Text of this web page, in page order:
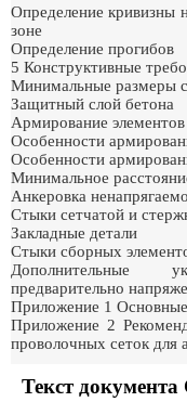
Определение кривизны
зоне
Определение прогибов
5 Конструктивные
Минимальные размеры
Защитный слой бетона
Армирование элементов
Особенности
Особенности
Минимальное
Анкеровка
Стыки сетчатой и
Закладные детали
Стыки сборных
Дополнительные
предварительно
Приложение 1
Приложение 2
проволочных сеток для
Текст